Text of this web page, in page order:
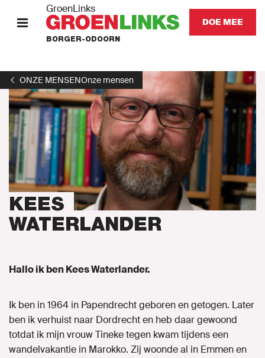
GroenLinks
BORGER-ODOORN
DOE MEE
ONZE MENSENOnze mensen
KEES
WATERLANDER
Hallo ik ben Kees Waterlander.
Ik ben in 1964 in Papendrecht geboren en getogen. Later
ben ik verhuist naar Dordrecht en heb daar gewoond
totdat ik mijn vrouw Tineke tegen kwam tijdens een
wandelvakantie in Marokko. Zij woonde al in Emmen en
HOME
STANDPUNTEN
KOM IN ACTIE
Onze mensen
Onze afdeling
Nieuws
MIJN GROENLINKS